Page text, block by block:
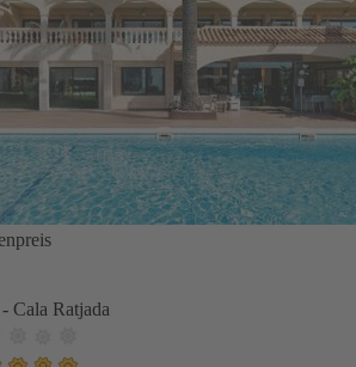
Cala Ratjada